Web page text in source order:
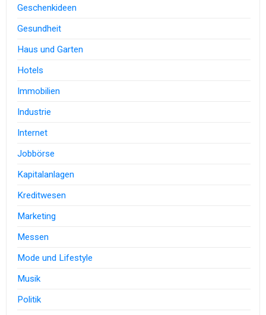
Geschenkideen
Gesundheit
Haus und Garten
Hotels
Immobilien
Industrie
Internet
Jobbörse
Kapitalanlagen
Kreditwesen
Marketing
Messen
Mode und Lifestyle
Musik
Politik